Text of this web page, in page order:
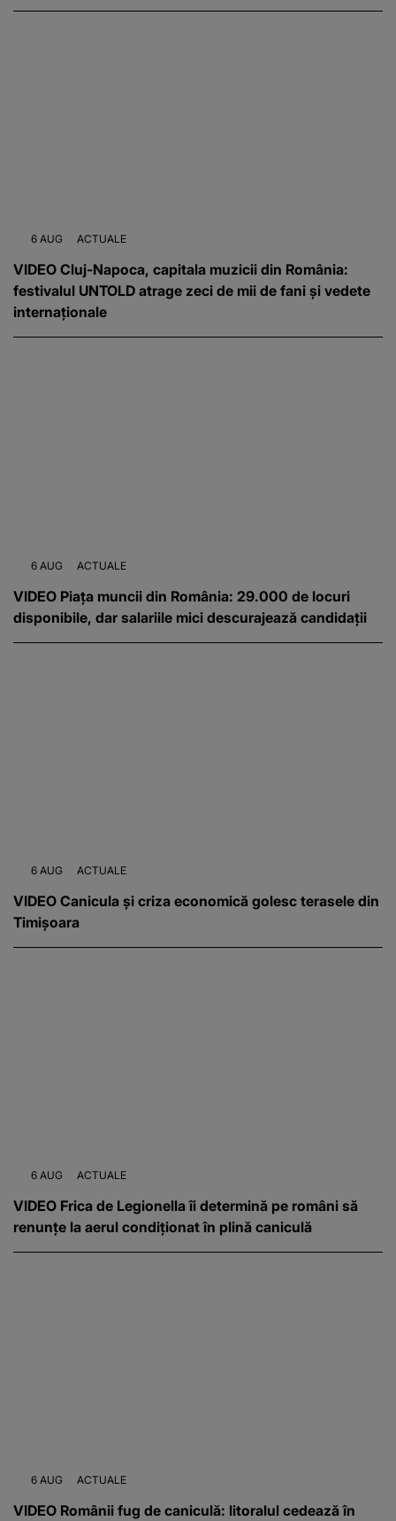
6 AUG ACTUALE
VIDEO Cluj-Napoca, capitala muzicii din România:
festivalul UNTOLD atrage zeci de mii de fani și vedete
internaționale
6 AUG ACTUALE
VIDEO Piața muncii din România: 29.000 de locuri
disponibile, dar salariile mici descurajează candidații
6 AUG ACTUALE
VIDEO Canicula și criza economică golesc terasele din
Timișoara
6 AUG ACTUALE
VIDEO Frica de Legionella îi determină pe români să
renunțe la aerul condiționat în plină caniculă
6 AUG ACTUALE
VIDEO Românii fug de caniculă: litoralul cedează în